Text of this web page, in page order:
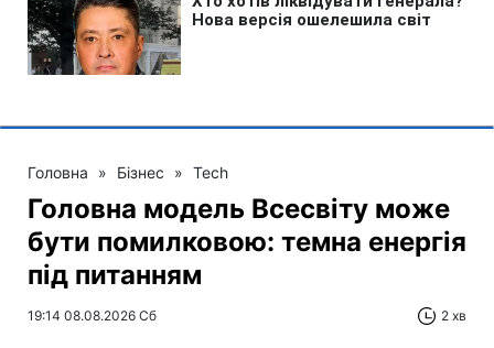
Головна » Бізнес » Tech
Головна модель Всесвіту може
бути помилковою: темна енергія
під питанням
19:14 08.08.2026 Сб 2 хв